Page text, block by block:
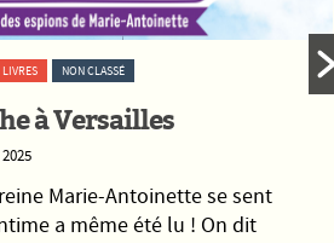
LIVRES NON CLASSÉ
à Versailles
Marie-Antoinette se sent
a même été lu ! On dit